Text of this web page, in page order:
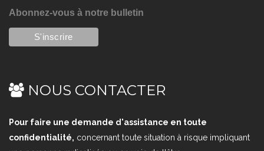
Abonnez-vous à notre bulletin
NOUS CONTACTER
Pour faire une demande d'assistance en toute
confidentialité, concernant toute situation à risque impliquant